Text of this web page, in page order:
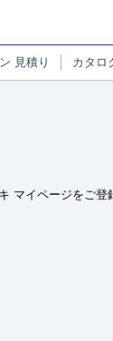
見積り カタロ
マイページをご登